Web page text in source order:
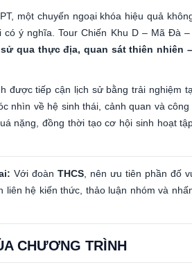
một chuyến ngoại khóa hiệu quả
có ý nghĩa. Tour Chiến Khu D – Mã Đà
qua thực địa, quan sát thiên nhiên
được tiếp cận lịch sử bằng trải nghiệm
nhìn về hệ sinh thái, cảnh quan và
nặng, đồng thời tạo cơ hội sinh hoạt
Với đoànTHCS, nên ưu tiên phần đố
liên hệ kiến thức, thảo luận nhóm và
CHƯƠNG TRÌNH